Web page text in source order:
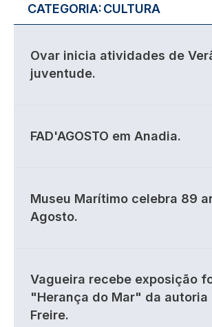
CATEGORIA:CULTURA
Ovar inicia atividades de
juventude.
FAD'AGOSTO em Anadia.
Museu Marítimo celebra 89
Agosto.
Vagueira recebe exposição
"Herança do Mar" da autoria
Freire.